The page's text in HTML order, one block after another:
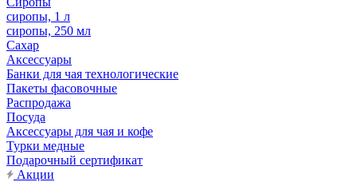
сиропы, 1 л
сиропы, 250 мл
Сахар
Аксессуары
Банки для чая технологические
Пакеты фасовочные
Распродажа
Посуда
Аксессуары для чая и кофе
Турки медные
Подарочный сертификат
Акции